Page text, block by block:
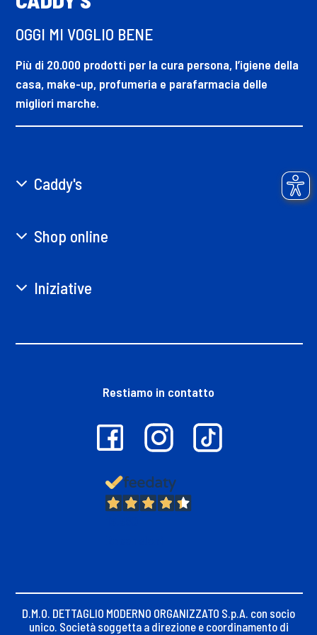
OGGI MI VOGLIO BENE
Più di 20.000 prodotti per la cura persona, l’igiene della
casa, make-up, profumeria e parafarmacia delle
migliori marche.
Caddy's
Shop online
Iniziative
Restiamo in contatto
D.M.O. DETTAGLIO MODERNO ORGANIZZATO S.p.A. con socio
unico. Società soggetta a direzione e coordinamento di